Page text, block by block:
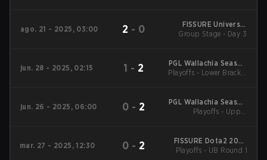
ago. 21 - 2025, 03:00 2 - 0
FISSURE Universe:
Episode 6
Group Stage - Day 3
jun. 28 - 2025, 02:15 1 - 2
PGL Wallachia Season
5
Playoffs - Lower Bracket
jun. 26 - 2025, 06:00 0 - 2
PGL Wallachia Season
5
Playoffs - Upper
mar. 27 - 2025, 12:30 0 - 2
FISSURE Dota2 2025
FISSURE Universe
Playoffs - UB Round 1